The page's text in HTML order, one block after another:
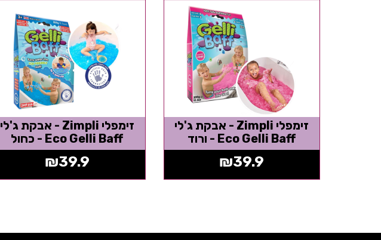
זימפלי Zimpli - אבקת ג'לי
Eco Gelli Baff - ורוד
₪39.9
זימפלי Zimpli - אבקת ג'לי
Eco Gelli Baff - כחול
₪39.9